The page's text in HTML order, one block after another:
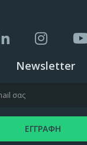
Newsletter